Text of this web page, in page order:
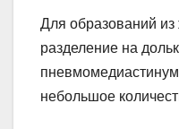
Для образований из
разделение на
небольшое